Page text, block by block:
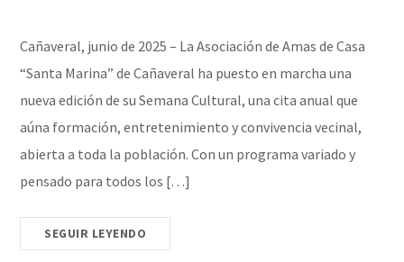
Cañaveral, junio de 2025 – La Asociación de Amas de Casa
“Santa Marina” de Cañaveral ha puesto en marcha una
nueva edición de su Semana Cultural, una cita anual que
aúna formación, entretenimiento y convivencia vecinal,
abierta a toda la población. Con un programa variado y
pensado para todos los […]
SEGUIR LEYENDO